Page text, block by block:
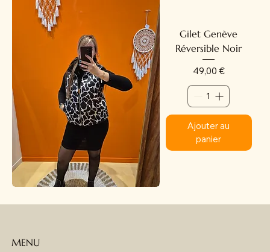
Gilet Genève
Réversible Noir
Prix
49,00 €
Ajouter au
panier
MENU